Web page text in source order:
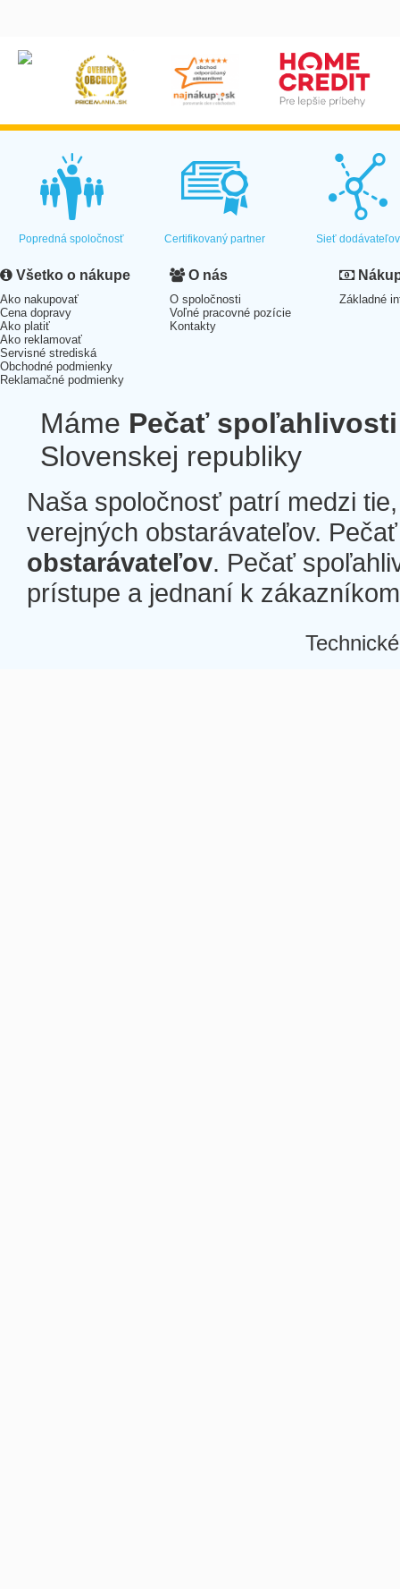
Popredná spoločnosť Certifikovaný partner Sieť dodávateľov
Všetko o nákupe
Ako nakupovať
Cena dopravy
Ako platiť
Ako reklamovať
Servisné strediská
Obchodné podmienky
Reklamačné podmienky
O nás
O spoločnosti
Voľné pracovné pozície
Kontakty
Základné
Máme Pečať spoľahlivosti
Slovenskej republiky
Naša spoločnosť patrí medzi
verejných obstarávateľov.
obstarávateľov. Pečať
prístupe a jednaní k